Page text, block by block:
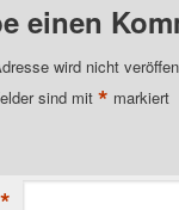
einen
wird nicht
sind mit* markiert
*